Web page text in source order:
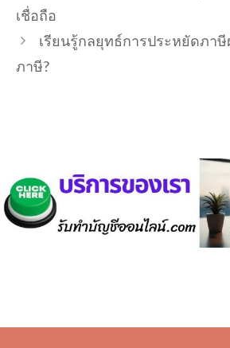
เชื่อถือ
เรียนรู้กลยุทธ์การประหยัดภา
ภาษี?